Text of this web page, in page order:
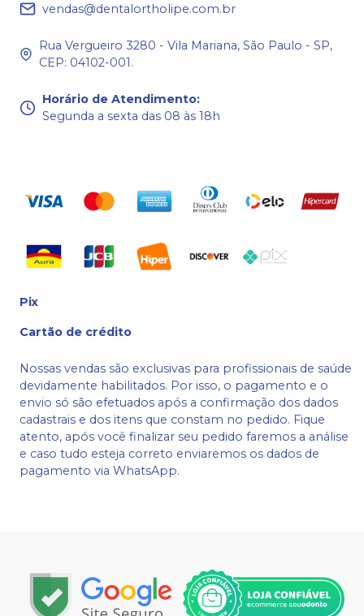
vendas@dentalortholipe.com.br
Rua Vergueiro 3280 - Vila Mariana, São Paulo - SP,
CEP: 04102-001.
Horário de Atendimento:
Segunda a sexta das 08 às 18h
Pix
Cartão de crédito
Nossas vendas são exclusivas para profissionais de saúde
devidamente habilitados. Por isso, o pagamento e o
envio só são efetuados após a confirmação dos dados
cadastrais e dos itens que constam no pedido. Fique
atento, após você finalizar seu pedido faremos a análise
e caso tudo esteja correto enviaremos os dados de
pagamento via WhatsApp.